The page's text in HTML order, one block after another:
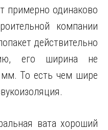
примерно одинаково
компании
действительно
его ширина не
То есть чем шире
вата хороший